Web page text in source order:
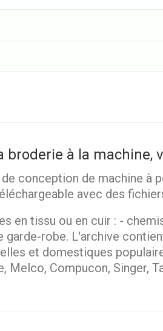
broderie à la machine,
conception de machine à
avec des
en tissu ou en cuir : -
robe. L'archive
et domestiques
Melco, Compucon, Singer,